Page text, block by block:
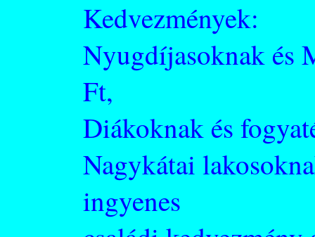
Kedvezmények:
Nyugdíjasoknak és
Ft,
Diákoknak és
Nagykátai
ingyenes